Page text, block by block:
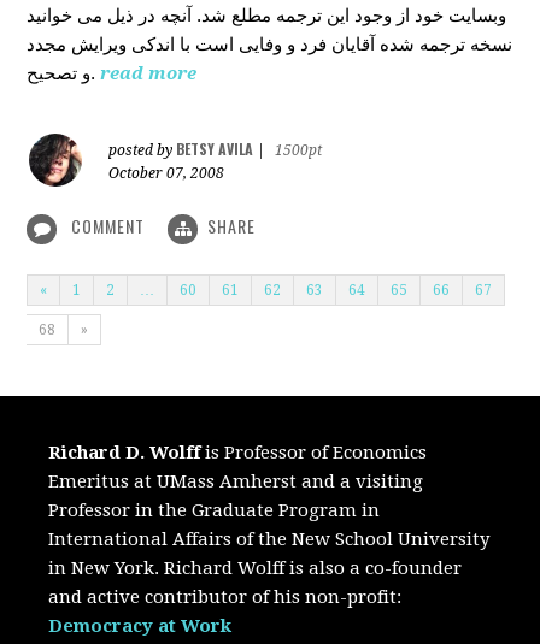
وبسایت خود از وجود این ترجمه مطلع شد. آنچه در ذیل می خوانید
نسخه ترجمه شده آقایان فرد و وفایی است با اندکی ویرایش مجدد
و تصحیح. read more
posted by BETSY AVILA
1500pt
October 07, 2008
COMMENT SHARE
« 1 2 60 61 62 63 64 65 66 67
68 »
Richard D. Wolffis Professor of Economics
Emeritus at UMass Amherst and a visiting
Professor in the Graduate Program in
International Affairs of the New School University
in New York. Richard Wolff is also a co-founder
and active contributor of his non-profit:
Democracy at Work